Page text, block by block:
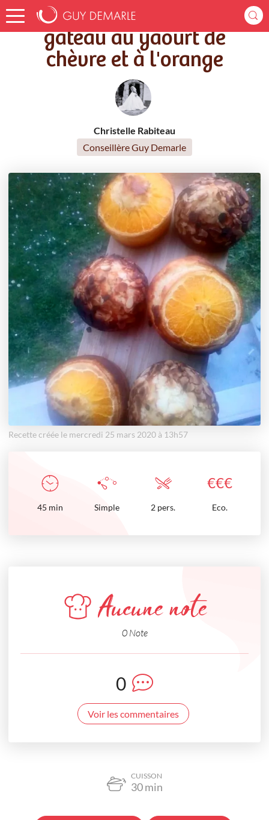
Accueil Recettes gâteau au yaourt de chèvre et à l'orange
gâteau au yaourt de
chèvre et à l'orange
Christelle Rabiteau
Conseillère Guy Demarle
Recette créée le mercredi 25 mars 2020 à 13h57
€€€
45 min Simple 2 pers. Eco.
Aucune note
0 Note
0
Voir les commentaires
CUISSON
30min